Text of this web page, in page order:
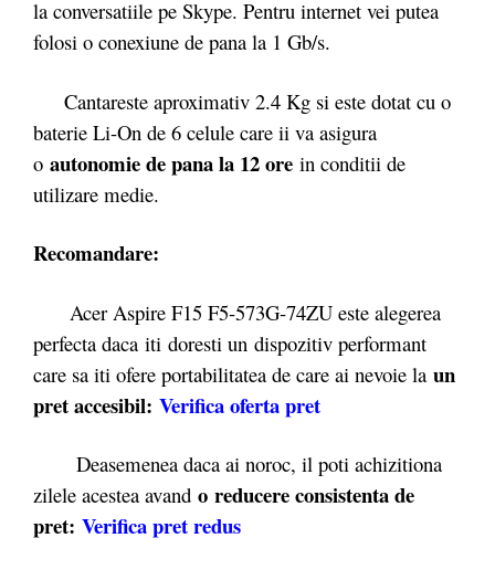
la conversatiile pe Skype. Pentru internet vei putea
folosi o conexiune de pana la 1 Gb/s.
Cantareste aproximativ 2.4 Kg si este dotat cu o
baterie Li-On de 6 celule care ii va asigura
o autonomie de pana la 12 ore in conditii de
utilizare medie.
Recomandare:
Acer Aspire F15 F5-573G-74ZU este alegerea
perfecta daca iti doresti un dispozitiv performant
care sa iti ofere portabilitatea de care ai nevoie la un
pret accesibil: Verifica oferta pret
Deasemenea daca ai noroc, il poti achizitiona
zilele acestea avand o reducere consistenta de
pret: Verifica pret redus